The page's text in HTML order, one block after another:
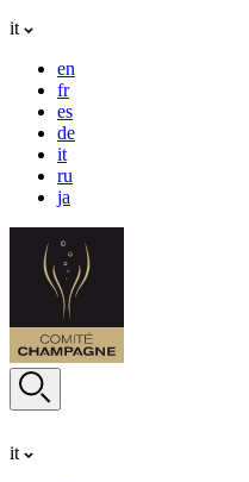
it
en
fr
es
de
it
ru
ja
it